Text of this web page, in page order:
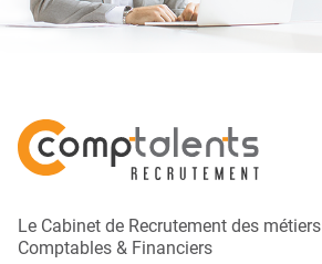
Le Cabinet de Recrutement des métiers
Comptables & Financiers